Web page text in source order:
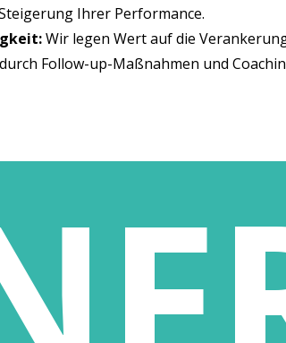
Ihrer Performance.
Wir legen Wert auf die
Fol­low-up-Maß­nah­men und